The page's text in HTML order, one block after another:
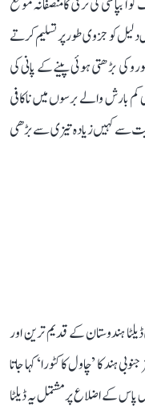
کی ترقی کا منصفانہ موقع
کے فیصلے میں اس دلیل کو جزوی طور پر تسلیم کرتے
کی بڑھتی ہوئی پینے کے پانی کی
کم بارش والے برسوں میں ناکافی
سے کہیں زیادہ تیزی سے بڑھی
ہندوستان کے قدیم ترین اور
ہند کا ’چاول کا کٹورا‘ کہا جاتا
پاس کے اضلاع پر مشتمل یہ ڈیلٹا